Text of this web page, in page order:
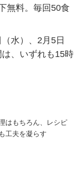
無料。毎回50食
水）、2月5日
は、いずれも15時
はもちろん、レシピ
も工夫を凝らす